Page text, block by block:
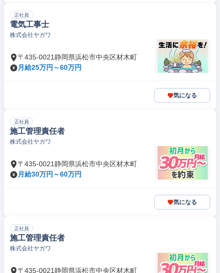
正社員
電気工事士
株式会社ヤガワ
〒435-0021静岡県浜松市中央区材木町
月給25万円～60万円
気になる
正社員
施工管理責任者
株式会社ヤガワ
〒435-0021静岡県浜松市中央区材木町
月給30万円～60万円
気になる
正社員
施工管理責任者
株式会社ヤガワ
〒435-0021静岡県浜松市中央区材木町